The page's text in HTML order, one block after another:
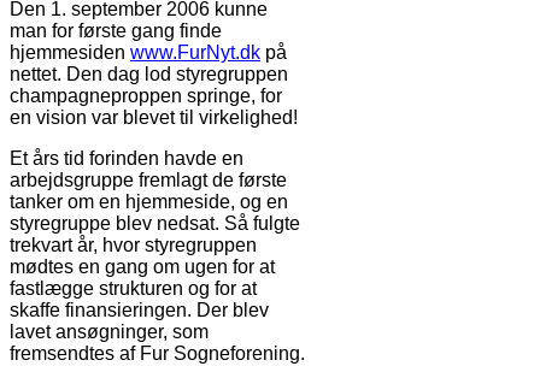
Den 1. september 2006 kunne
man for første gang finde
hjemmesiden www.FurNyt.dk på
nettet. Den dag lod styregruppen
champagneproppen springe, for
en vision var blevet til virkelighed!
Et års tid forinden havde en
arbejdsgruppe fremlagt de første
tanker om en hjemmeside, og en
styregruppe blev nedsat. Så fulgte
trekvart år, hvor styregruppen
mødtes en gang om ugen for at
fastlægge strukturen og for at
skaffe finansieringen. Der blev
lavet ansøgninger, som
fremsendtes af Fur Sogneforening.